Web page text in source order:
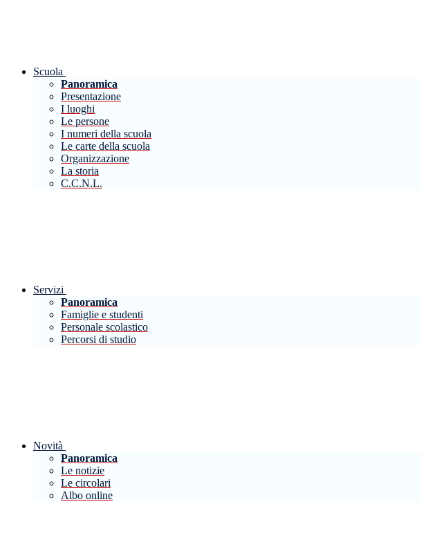
Scuola
Panoramica
Presentazione
I luoghi
Le persone
I numeri della scuola
Le carte della scuola
Organizzazione
La storia
C.C.N.L.
Servizi
Panoramica
Famiglie e studenti
Personale scolastico
Percorsi di studio
Novità
Panoramica
Le notizie
Le circolari
Albo online